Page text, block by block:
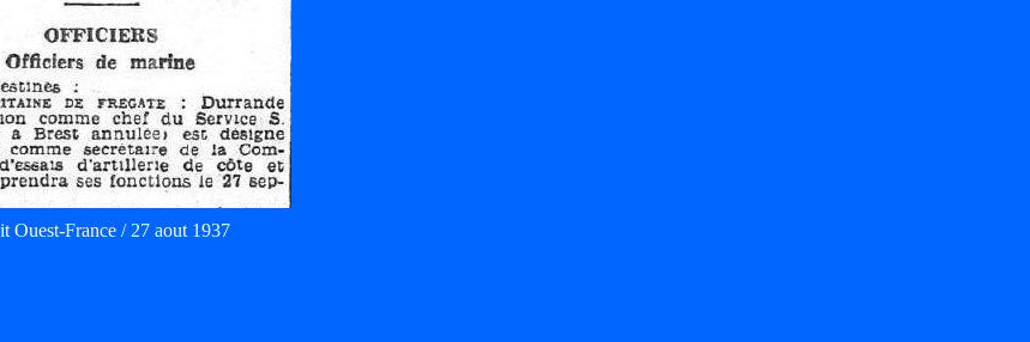
Ouest-France / 27 aout 1937